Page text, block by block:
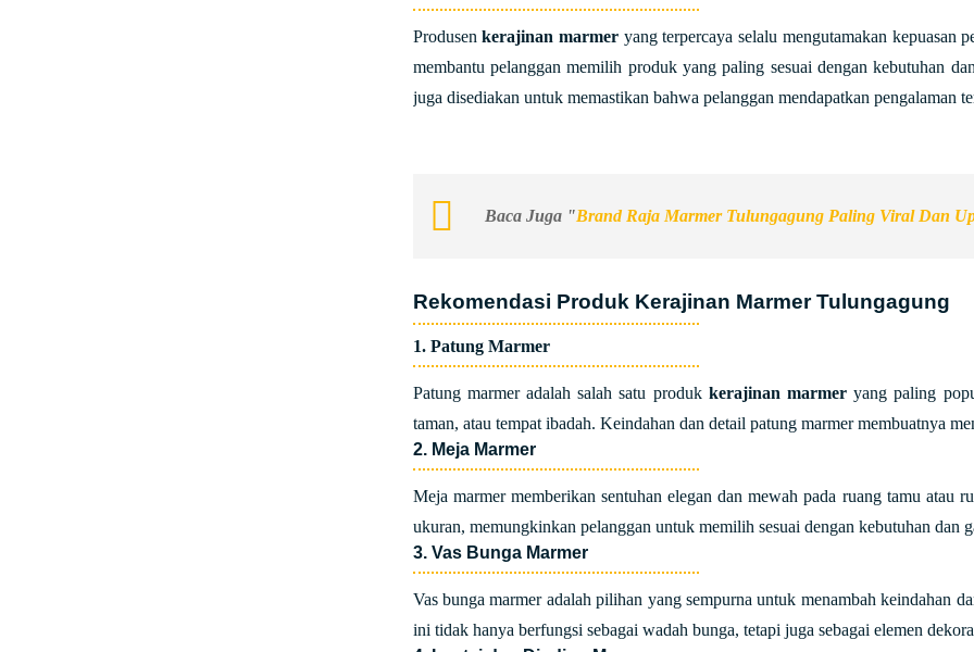
Produsenkerajinan marmeryang terpercaya selalu mengutamakan kepuasan
membantu pelanggan memilih produk yang paling sesuai dengan kebutuhan
juga disediakan untuk memastikan bahwa pelanggan mendapatkan pengalaman
Baca Juga "Brand Raja Marmer Tulungagung Paling Viral Dan
Rekomendasi Produk Kerajinan Marmer Tulungagung
1. Patung Marmer
Patung marmer adalah salah satu produk kerajinan marmeryang paling
taman, atau tempat ibadah. Keindahan dan detail patung marmer membuatnya
2. Meja Marmer
Meja marmer memberikan sentuhan elegan dan mewah pada ruang tamu atau
ukuran, memungkinkan pelanggan untuk memilih sesuai dengan kebutuhan dan
3. Vas Bunga Marmer
Vas bunga marmer adalah pilihan yang sempurna untuk menambah keindahan
ini tidak hanya berfungsi sebagai wadah bunga, tetapi juga sebagai elemen